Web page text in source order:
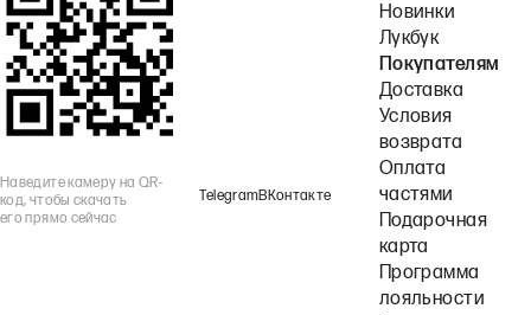
Наведите камеру на QR-
код, чтобы скачать
его прямо сейчас
TelegramВКонтакте
Новинки
Лукбук
Покупателям
Доставка
Условия
возврата
Оплата
частями
Подарочная
карта
Программа
лояльности